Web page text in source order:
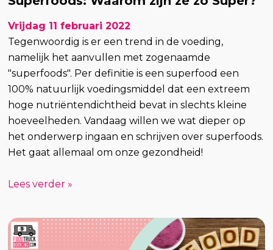
Vrijdag 11 februari 2022
Tegenwoordig is er een trend in de voeding,
namelijk het aanvullen met zogenaamde
"superfoods". Per definitie is een superfood een
100% natuurlijk voedingsmiddel dat een extreem
hoge nutriëntendichtheid bevat in slechts kleine
hoeveelheden. Vandaag willen we wat dieper op
het onderwerp ingaan en schrijven over superfoods.
Het gaat allemaal om onze gezondheid!
Lees verder »